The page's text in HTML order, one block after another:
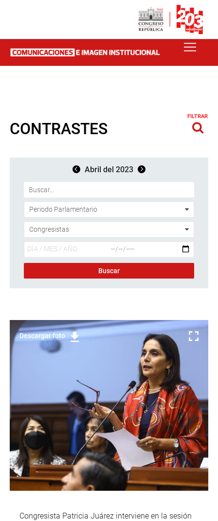
CONTRASTES
FILTRAR
Abril del 2023
Descargar foto
Congresista Patricia Juárez interviene en la sesión